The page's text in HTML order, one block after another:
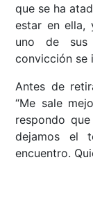
que se ha
estar en ella,
uno de sus
convicción se
Antes de
“Me sale
respondo
dejamos el
encuentro.